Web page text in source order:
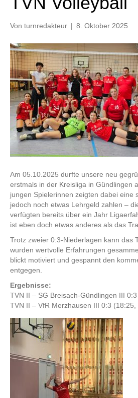
Von turnredakteur | 8. Oktober 2025
Am 05.10.2025 durfte unsere neu
erstmals in der Kreisliga in Gündlingen
jungen Spielerinnen zeigten dabei eine
jedoch noch etwas Lehrgeld zahlen –
verfügten bereits über ein Jahr
ist eben doch etwas anderes als das
Trotz zweier 0:3-Niederlagen kann das
wurden wertvolle Erfahrungen
blickt motiviert und gespannt den
entgegen.
Ergebnisse:
TVN II – SG Breisach-Gündlingen III
TVN II – VfR Merzhausen III 0:3